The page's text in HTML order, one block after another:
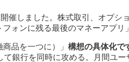
開催しました。株式取引、オプ
ォンに残る最後のマネーアプ
品を一つに）」 構想の具体化
て銀行を同時に攻める。月間